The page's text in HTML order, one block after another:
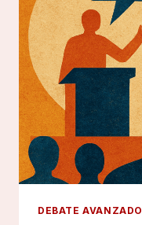
UN
DEBATE
DEBATE AVANZADO